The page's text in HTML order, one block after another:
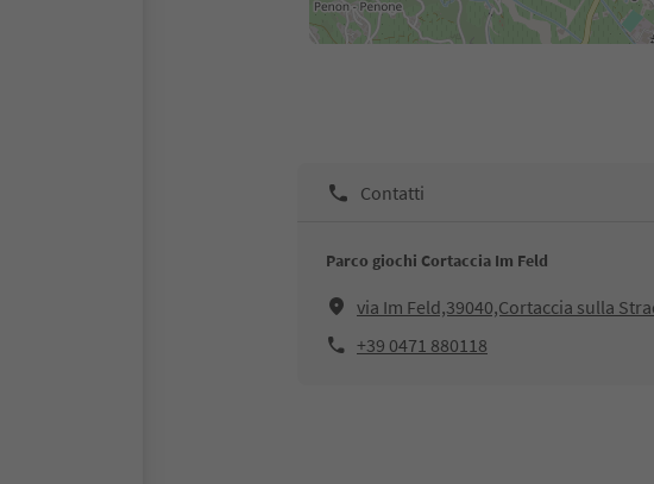
Contatti
Parco giochi Cortaccia Im Feld
via Im Feld,39040,Cortaccia sulla
+39 0471 880118